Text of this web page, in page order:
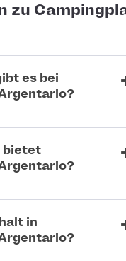
zu
es bei
bietet
in